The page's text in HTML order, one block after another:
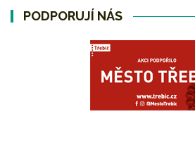
PODPORUJÍ NÁS